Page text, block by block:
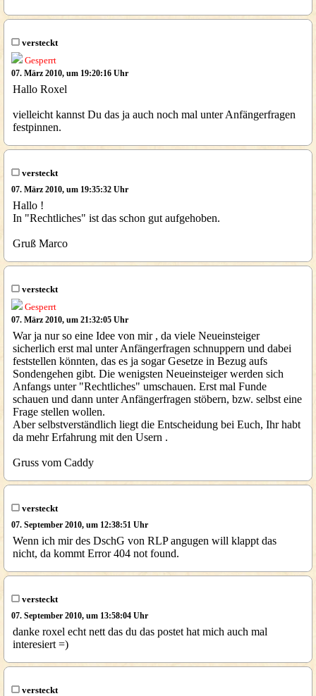
versteckt
Gesperrt
07. März 2010, um 19:20:16 Uhr
Hallo Roxel
vielleicht kannst Du das ja auch noch mal unter Anfängerfragen
festpinnen.
versteckt
07. März 2010, um 19:35:32 Uhr
Hallo !
In "Rechtliches" ist das schon gut aufgehoben.
Gruß Marco
versteckt
Gesperrt
07. März 2010, um 21:32:05 Uhr
War ja nur so eine Idee von mir , da viele Neueinsteiger
sicherlich erst mal unter Anfängerfragen schnuppern und dabei
feststellen könnten, das es ja sogar Gesetze in Bezug aufs
Sondengehen gibt. Die wenigsten Neueinsteiger werden sich
Anfangs unter "Rechtliches" umschauen. Erst mal Funde
schauen und dann unter Anfängerfragen stöbern, bzw. selbst eine
Frage stellen wollen.
Aber selbstverständlich liegt die Entscheidung bei Euch, Ihr habt
da mehr Erfahrung mit den Usern .
Gruss vom Caddy
versteckt
07. September 2010, um 12:38:51 Uhr
Wenn ich mir des DschG von RLP angugen will klappt das
nicht, da kommt Error 404 not found.
versteckt
07. September 2010, um 13:58:04 Uhr
danke roxel echt nett das du das postet hat mich auch mal
interesiert =)
versteckt